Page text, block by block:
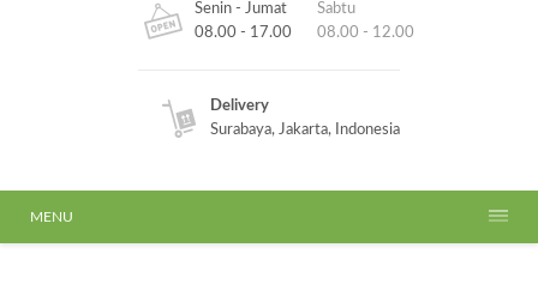
Senin - Jumat
08.00 - 17.00
Sabtu
08.00 - 12.00
Delivery
Surabaya, Jakarta, Indonesia
MENU